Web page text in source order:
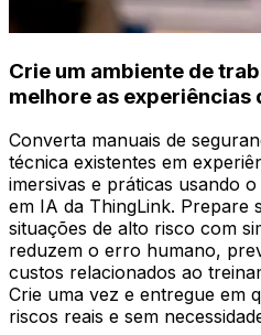
Crie um ambiente de
melhore as
Converta manuais de
técnica existentes em
imersivas e práticas usando
em IA da ThingLink. Prepare
situações de alto risco com
reduzem o erro humano,
custos relacionados ao
Crie uma vez e entregue em
riscos reais e sem